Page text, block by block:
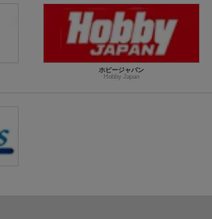
ホビージャパン
Hobby Japan